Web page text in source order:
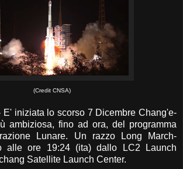
(Credit CNSA)
E' iniziata lo scorso 7 Dicembre Chang'e-
ambiziosa, fino ad ora, del programma
Lunare. Un razzo Long March-
alle ore 19:24 (ita) dallo LC2 Launch
Satellite Launch Center.